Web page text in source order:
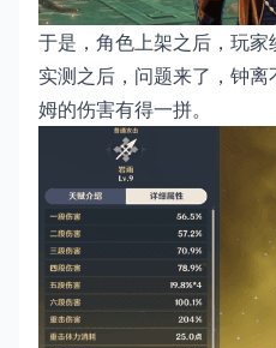
于是，角色上架之后，玩
实测之后，问题来了，钟
姆的伤害有得一拼。